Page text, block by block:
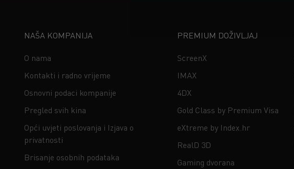
NAŠA KOMPANIJA
O nama
Kontakti i radno vrijeme
Osnovni podaci kompanije
Pregled svih kina
Opći uvjeti poslovanja i Izjava o
privatnosti
Brisanje osobnih podataka
PREMIUM DOŽIVLJAJ
ScreenX
IMAX
4DX
Gold Class by Premium Visa
eXtreme by Index.hr
RealD 3D
Gaming dvorana